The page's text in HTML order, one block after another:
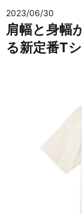
2023/06/30
肩幅と身幅
る新定番T